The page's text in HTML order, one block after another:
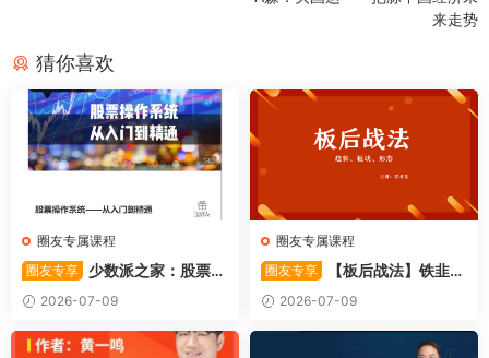
来走势
猜你喜欢
圈友专属课程
圈友专享
少数派之家：股票操
作系统—从入门到精通
2026-07-09
圈友专属课程
圈友专享
【板后战法】铁韭菜
板后强势战法
2026-07-09